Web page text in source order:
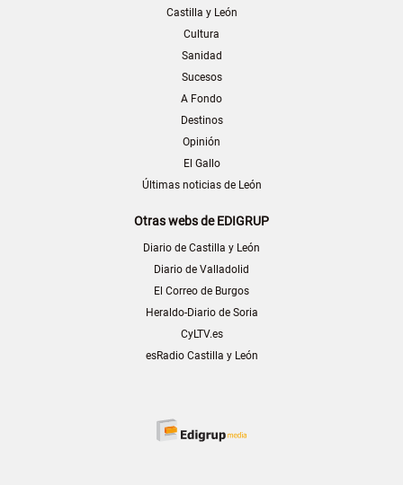
Castilla y León
Cultura
Sanidad
Sucesos
A Fondo
Destinos
Opinión
El Gallo
Últimas noticias de León
Otras webs de EDIGRUP
Diario de Castilla y León
Diario de Valladolid
El Correo de Burgos
Heraldo-Diario de Soria
CyLTV.es
esRadio Castilla y León